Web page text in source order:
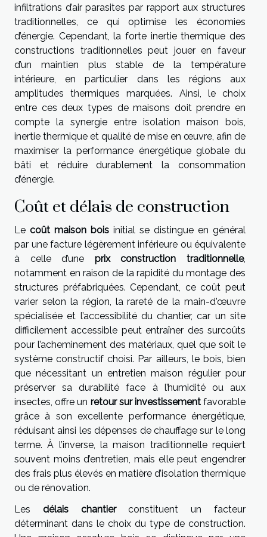
infiltrations d’air parasites par rapport aux structures
traditionnelles, ce qui optimise les économies
d’énergie. Cependant, la forte inertie thermique des
constructions traditionnelles peut jouer en faveur
d’un maintien plus stable de la température
intérieure, en particulier dans les régions aux
amplitudes thermiques marquées. Ainsi, le choix
entre ces deux types de maisons doit prendre en
compte la synergie entre isolation maison bois,
inertie thermique et qualité de mise en œuvre, afin de
maximiser la performance énergétique globale du
bâti et réduire durablement la consommation
d’énergie.
Coût et délais de construction
Le coût maison bois initial se distingue en général
par une facture légèrement inférieure ou équivalente
à celle d’une prix construction traditionnelle,
notamment en raison de la rapidité du montage des
structures préfabriquées. Cependant, ce coût peut
varier selon la région, la rareté de la main-d'œuvre
spécialisée et l’accessibilité du chantier, car un site
difficilement accessible peut entraîner des surcoûts
pour l’acheminement des matériaux, quel que soit le
système constructif choisi. Par ailleurs, le bois, bien
que nécessitant un entretien maison régulier pour
préserver sa durabilité face à l’humidité ou aux
insectes, offre un retour sur investissementfavorable
grâce à son excellente performance énergétique,
réduisant ainsi les dépenses de chauffage sur le long
terme. À l’inverse, la maison traditionnelle requiert
souvent moins d’entretien, mais elle peut engendrer
des frais plus élevés en matière d’isolation thermique
ou de rénovation.
Les délais chantierconstituent un facteur
déterminant dans le choix du type de construction.